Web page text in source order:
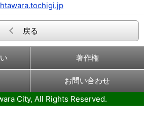
戻る
著作権
お問い合わせ
City, All Rights Reserved.